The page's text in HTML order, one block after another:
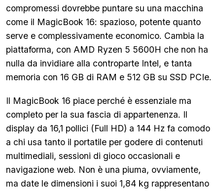
compromessi dovrebbe puntare su una macchina
come il MagicBook 16: spazioso, potente quanto
serve e complessivamente economico. Cambia la
piattaforma, con AMD Ryzen 5 5600H che non ha
nulla da invidiare alla controparte Intel, e tanta
memoria con 16 GB di RAM e 512 GB su SSD PCIe.
Il MagicBook 16 piace perché è essenziale ma
completo per la sua fascia di appartenenza. Il
display da 16,1 pollici (Full HD) a 144 Hz fa comodo
a chi usa tanto il portatile per godere di contenuti
multimediali, sessioni di gioco occasionali e
navigazione web. Non è una piuma, ovviamente,
ma date le dimensioni i suoi 1,84 kg rappresentano